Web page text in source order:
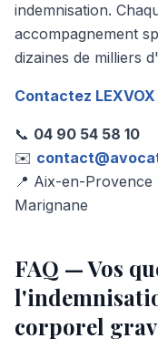
indemnisation.
accompagnement
dizaines de milliers
Contactez
📞 04 90 54 58 10
✉️
📍 Aix-en-Provence
Marignane
FAQ — Vos
corporel